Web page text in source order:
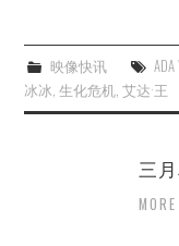
映像快讯 ADA
冰冰,生化危机,艾达·王
三